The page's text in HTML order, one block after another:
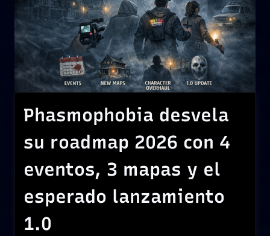
Phasmophobia desvela
su roadmap 2026 con 4
eventos, 3 mapas y el
esperado lanzamiento
1.0